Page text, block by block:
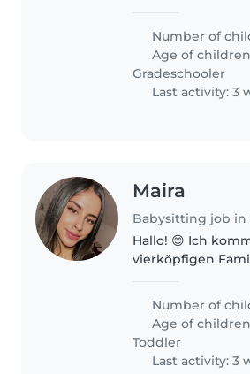
während meiner
Number of
Age of
Gradeschooler
Last activity: 3
Maira
Hallo! 😊 Ich
vierköpfigen
wird es eigentlich
habe ich gelernt,
zu übernehmen,
Number of
Age of
Toddler
Last activity: 3